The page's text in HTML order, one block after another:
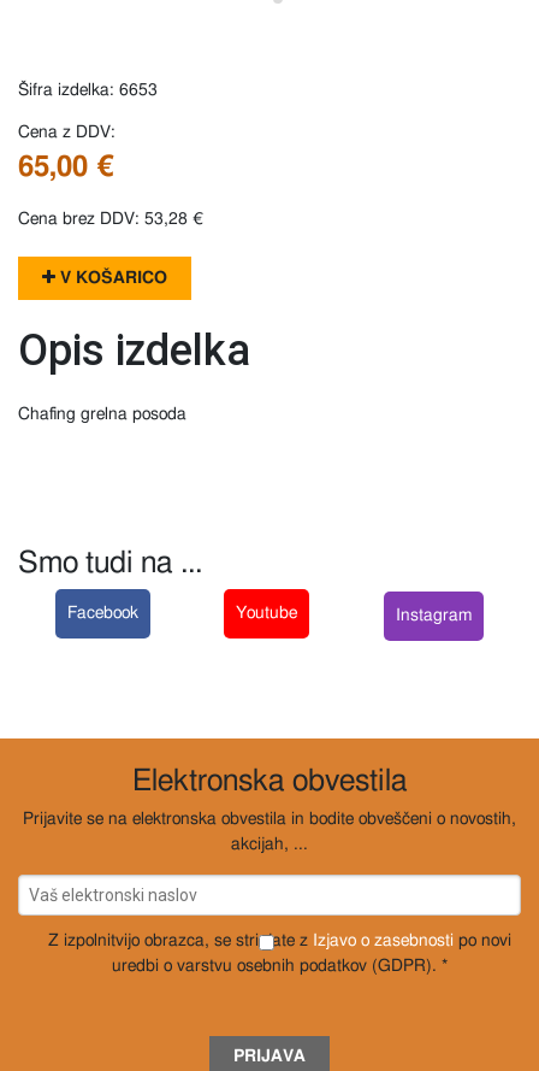
Smo tudi na ...
Facebook Youtube Instagram
Šifra izdelka: 6653
Cena z DDV:
65,00 €
Cena brez DDV: 53,28 €
V KOŠARICO
Opis izdelka
Chafing grelna posoda
Elektronska obvestila
Prijavite se na elektronska obvestila in bodite obveščeni o novostih,
akcijah, ...
Z izpolnitvijo obrazca, se strinjate z Izjavo o zasebnosti po novi
uredbi o varstvu osebnih podatkov (GDPR). *
PRIJAVA